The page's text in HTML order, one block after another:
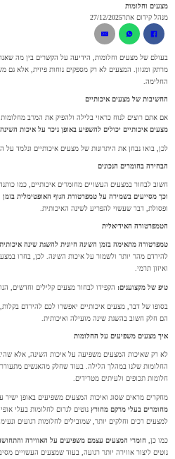
מצעים וחלומות
מנהל קידום אתר27/12/2025
בעולם של מצעים וחלומות, הידיעה על הקשרים בין מה
מרתק ומגוון. המצעים לא רק מספקים נוחות פיזית, אלא גם
החלימה.
החשיבות של מצעים איכותיים
אם אתם רוצים לנוח כראוי בלילה ולהפיק את המרב
מצעים איכותיים יכולים להשפיע באופן ניכר על איכות
לכן, בואו נבחן את היתרונות של מצעים איכותיים ונלמד
הבחירה בחומרים הנכונים
חשוב לבחור במצעים העשויים מחומרים איכותיים, כמו
וכך מסייעים בשמירה על טמפרטורת הגוף האופטימלית בזמן
ופסולת, דבר שעשוי להפריע לשינה האיכותית.
הטמפרטורה האידיאלית
טמפרטורה מתאימה בזמן השינה חיונית להשגת שינה
להירדם מהר יותר ולשמור על איכות השינה. לכן, בחרו
ואיזון תרמי.
טיפ של מקצוענים: הקפידו לבחור מצעים קלילים וחדשים,
בסופו של דבר, מצעים איכותיים יאפשרו לכם להירדם בקלות,
הם חלק חשוב בהשגת שינה מועילה ואיכותית.
איך מצעים משפיעים על החלומות
לא רק שאיכות המצעים משפיעה על איכות השינה, אלא
החלומות שלנו במהלך הלילה. בעוד שחלק מהאנשים
חלומות תכופים ולעיתים מטרידים.
מחקרים מראים שסוג ואיכות המצעים משפיעים באופן ישיר
מחומרים בעלי מרקם מחורץ נוטים לגרום לחלומות בעלי
למצעים רכים וחלקים יותר, שמובילים לחלומות רגועים
כמו כן, חומרי המצעים עצמם משפיעים על האווירה
נוטים ליצור אווירה יותר רגועה, בעוד שמצעים העשויים